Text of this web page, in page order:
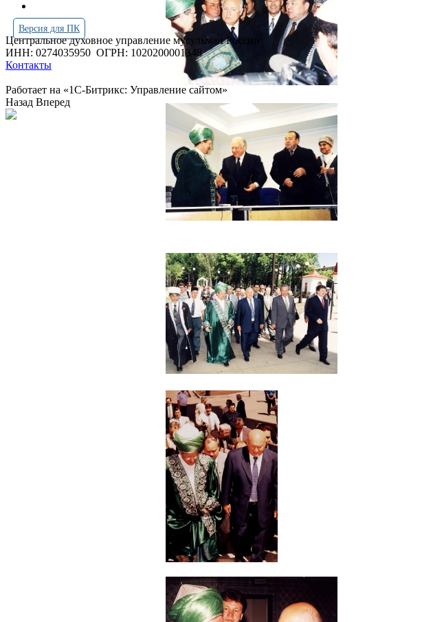
Версия для ПК
Центральное духовное управление мусульман России
ИНН: 0274035950 ОГРН: 1020200001348
Контакты
Работает на «1С-Битрикс: Управление сайтом»
Назад Вперед